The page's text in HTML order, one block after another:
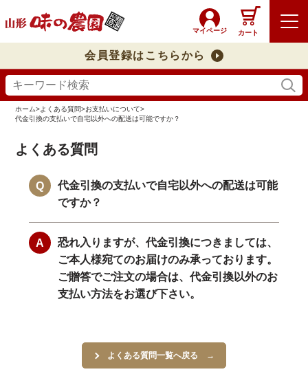
マイページ カート
会員登録はこちらから
ホーム>よくある質問>お支払いについて>
代金引換の支払いで自宅以外への配送は可能ですか？
よくある質問
代金引換の支払いで自宅以外への配送は可能
ですか？
恐れ入りますが、代金引換につきましては、
ご本人様宛てのお届けのみ承っております。
ご贈答でご注文の場合は、代金引換以外のお
支払い方法をお選び下さい。
よくある質問一覧へ戻る